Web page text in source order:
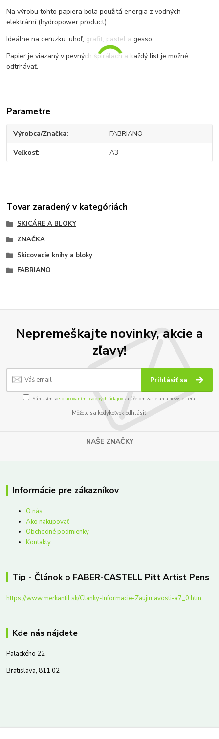
Na výrobu tohto papiera bola použitá energia z vodných
elektrární (hydropower product).
Ideálne na ceruzku, uhoľ, grafit, pastel a gesso.
Papier je viazaný v pevných špirálach a každý list je možné
odtrhávať.
Parametre
Výrobca/Značka FABRIANO
Veľkosť A3
Tovar zaradený v kategóriách
SKICÁRE A BLOKY
ZNAČKA
Skicovacie knihy a bloky
FABRIANO
Nepremeškajte novinky, akcie a
zľavy!
Prihlásiť sa
Súhlasím sospracovaním osobných údajov za účelom zasielania newslettera.
Môžete sa kedykoľvek odhlásiť.
NAŠE ZNAČKY
Informácie pre zákazníkov
O nás
Ako nakupovať
Obchodné podmienky
Kontakty
Tip - Článok o FABER-CASTELL Pitt Artist Pens
https://www.merkantil.sk/Clanky-Informacie-Zaujimavosti-a7_0.htm
Kde nás nájdete
Palackého 22
Bratislava, 811 02